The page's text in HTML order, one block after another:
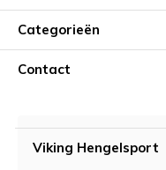
Categorieën
Contact
Viking Hengelsport